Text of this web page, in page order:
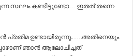
സ്ഥലം കണ്ടിട്ടുണ്ടോ… ഇതത് തന്നെ
പ്രതിമ ഉണ്ടായിരുന്നു. ….അതിനെയും
ഞാൻ ആലോചിച്ചത്